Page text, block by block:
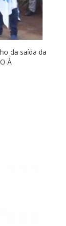
da saída da
À